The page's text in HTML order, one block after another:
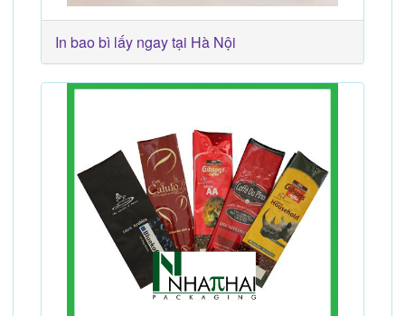
In bao bì lấy ngay tại Hà Nội